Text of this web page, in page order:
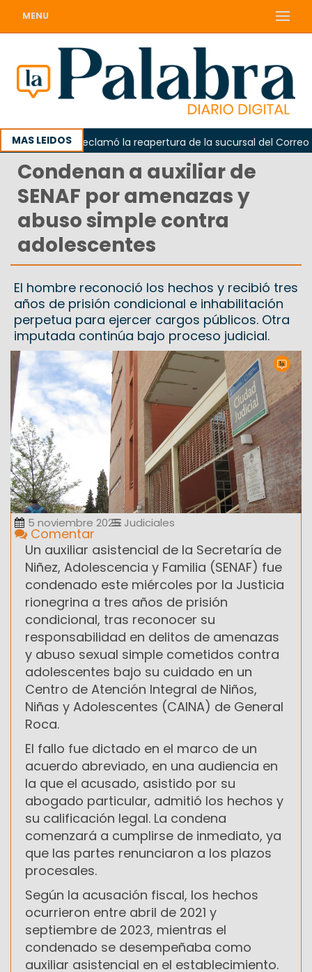
MENU
MAS LEIDOS
Odarda reclamó la reapertura de la sucursal del Correo
Condenan a auxiliar de
SENAF por amenazas y
abuso simple contra
adolescentes
El hombre reconoció los hechos y recibió tres
años de prisión condicional e inhabilitación
perpetua para ejercer cargos públicos. Otra
imputada continúa bajo proceso judicial.
5 noviembre 2025 Judiciales
Comentar
Un auxiliar asistencial de la Secretaría de
Niñez, Adolescencia y Familia (SENAF) fue
condenado este miércoles por la Justicia
rionegrina a tres años de prisión
condicional, tras reconocer su
responsabilidad en delitos de amenazas
y abuso sexual simple cometidos contra
adolescentes bajo su cuidado en un
Centro de Atención Integral de Niños,
Niñas y Adolescentes (CAINA) de General
Roca.
El fallo fue dictado en el marco de un
acuerdo abreviado, en una audiencia en
la que el acusado, asistido por su
abogado particular, admitió los hechos y
su calificación legal. La condena
comenzará a cumplirse de inmediato, ya
que las partes renunciaron a los plazos
procesales.
Según la acusación fiscal, los hechos
ocurrieron entre abril de 2021 y
septiembre de 2023, mientras el
condenado se desempeñaba como
auxiliar asistencial en el establecimiento.